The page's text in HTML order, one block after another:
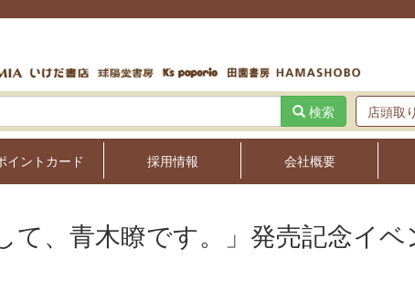
検索 店頭取
イントカード 採用情報 会社概要
て、青木瞭です。」発売記念イベ